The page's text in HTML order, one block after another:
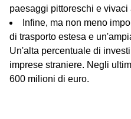
paesaggi pittoreschi e vivaci
Infine, ma non meno
di trasporto estesa e
Un'alta percentuale di
imprese straniere. Negli
600 milioni di euro.